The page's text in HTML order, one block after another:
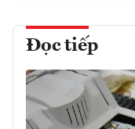
Đọc tiếp